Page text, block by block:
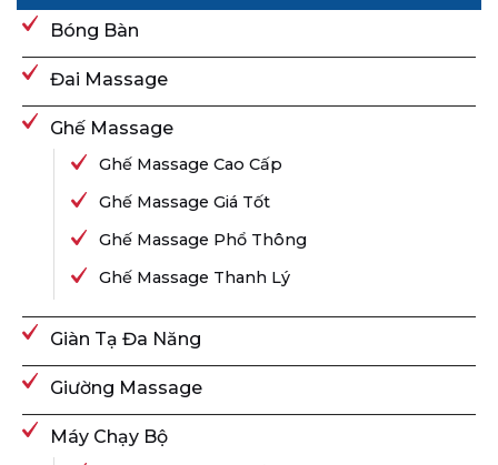
Bóng Bàn
Đai Massage
Ghế Massage
Ghế Massage Cao Cấp
Ghế Massage Giá Tốt
Ghế Massage Phổ Thông
Ghế Massage Thanh Lý
Giàn Tạ Đa Năng
Giường Massage
Máy Chạy Bộ